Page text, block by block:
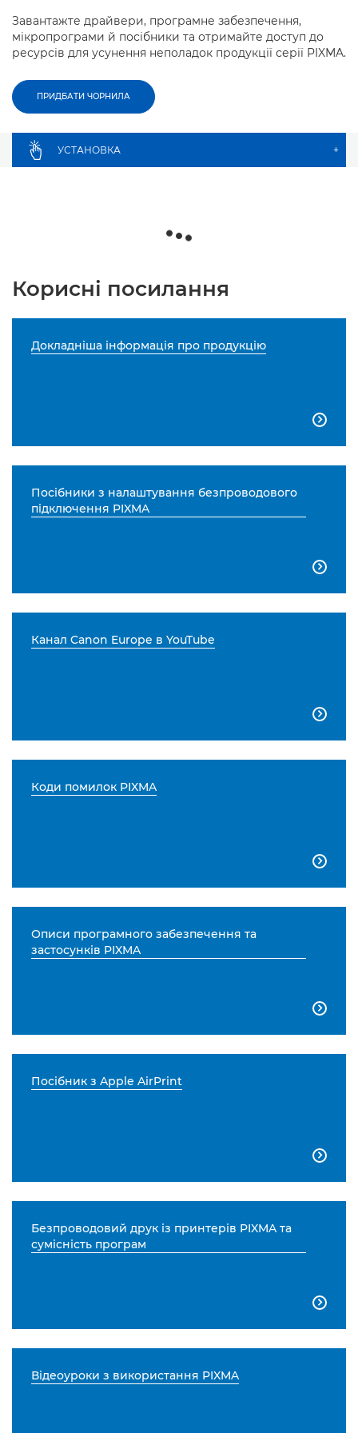
Завантажте драйвери, програмне забезпечення,
мікропрограми й посібники та отримайте доступ до
ресурсів для усунення неполадок продукції серії PIXMA.
ПРИДБАТИ ЧОРНИЛА
УСТАНОВКА +
Корисні посилання
Докладніша інформація про продукцію

Посібники з налаштування безпроводового
підключення PIXMA

Канал Canon Europe в YouTube

Коди помилок PIXMA

Описи програмного забезпечення та
застосунків PIXMA

Посібник з Apple AirPrint

Безпроводовий друк із принтерів PIXMA та
сумісність програм

Відеоуроки з використання PIXMA